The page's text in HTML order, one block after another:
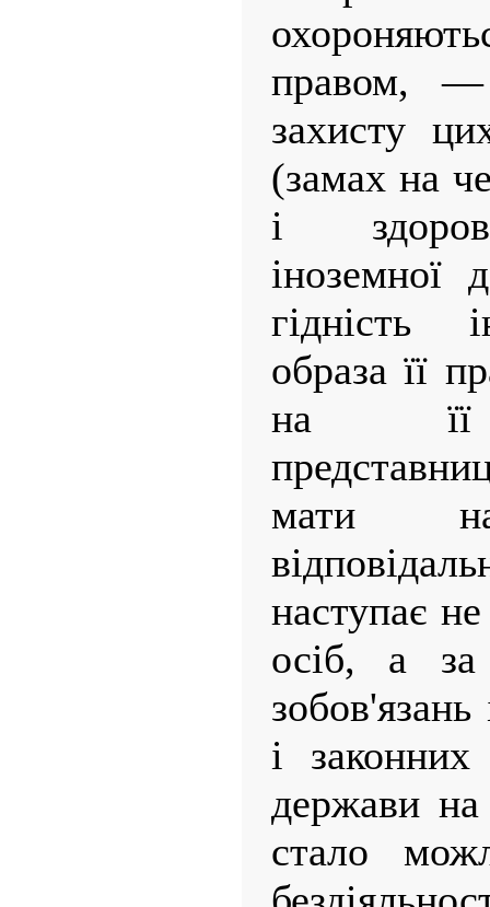
правом, —
захисту
(замах на
і
іноземної
гідність
образа її
на її
мати
наступає
осіб, а за
зобов'язань
і законних
держави на
стало